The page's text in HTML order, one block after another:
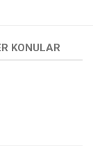
KONULAR